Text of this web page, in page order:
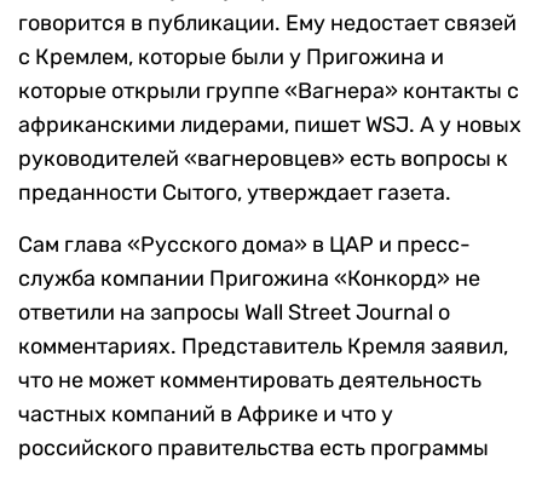
говорится в публикации. Ему недостает связей
с Кремлем, которые были у Пригожина и
которые открыли группе «Вагнера» контакты с
африканскими лидерами, пишет WSJ. А у новых
руководителей «вагнеровцев» есть вопросы к
преданности Сытого, утверждает газета.
Сам глава «Русского дома» в ЦАР и пресс-
служба компании Пригожина «Конкорд» не
ответили на запросы Wall Street Journal о
комментариях. Представитель Кремля заявил,
что не может комментировать деятельность
частных компаний в Африке и что у
российского правительства есть программы